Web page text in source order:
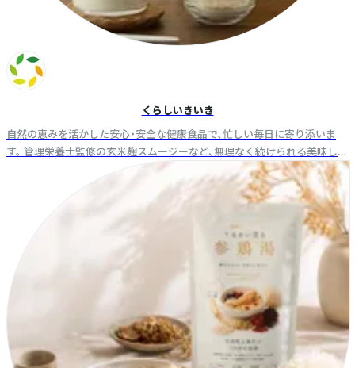
くらしいきいき
自然の恵みを活かした安心・安全な健康食品で、忙しい毎日に寄り添いま
す。 管理栄養士監修の玄米麹スムージーなど、無理なく続けられる美味しさ